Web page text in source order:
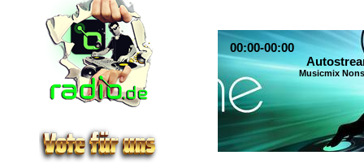
00:00-00:00
Musicmix